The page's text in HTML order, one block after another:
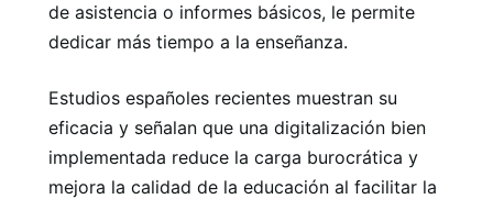
de asistencia o informes básicos, le permite
dedicar más tiempo a la enseñanza.
Estudios españoles recientes muestran su
eficacia y señalan que una digitalización bien
implementada reduce la carga burocrática y
mejora la calidad de la educación al facilitar la